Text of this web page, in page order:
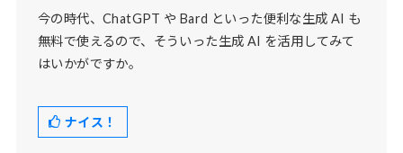
今の時代、ChatGPT や Bard といった便利な生成 AI も
無料で使えるので、そういった生成 AI を活用してみて
はいかがですか。
ナイス！